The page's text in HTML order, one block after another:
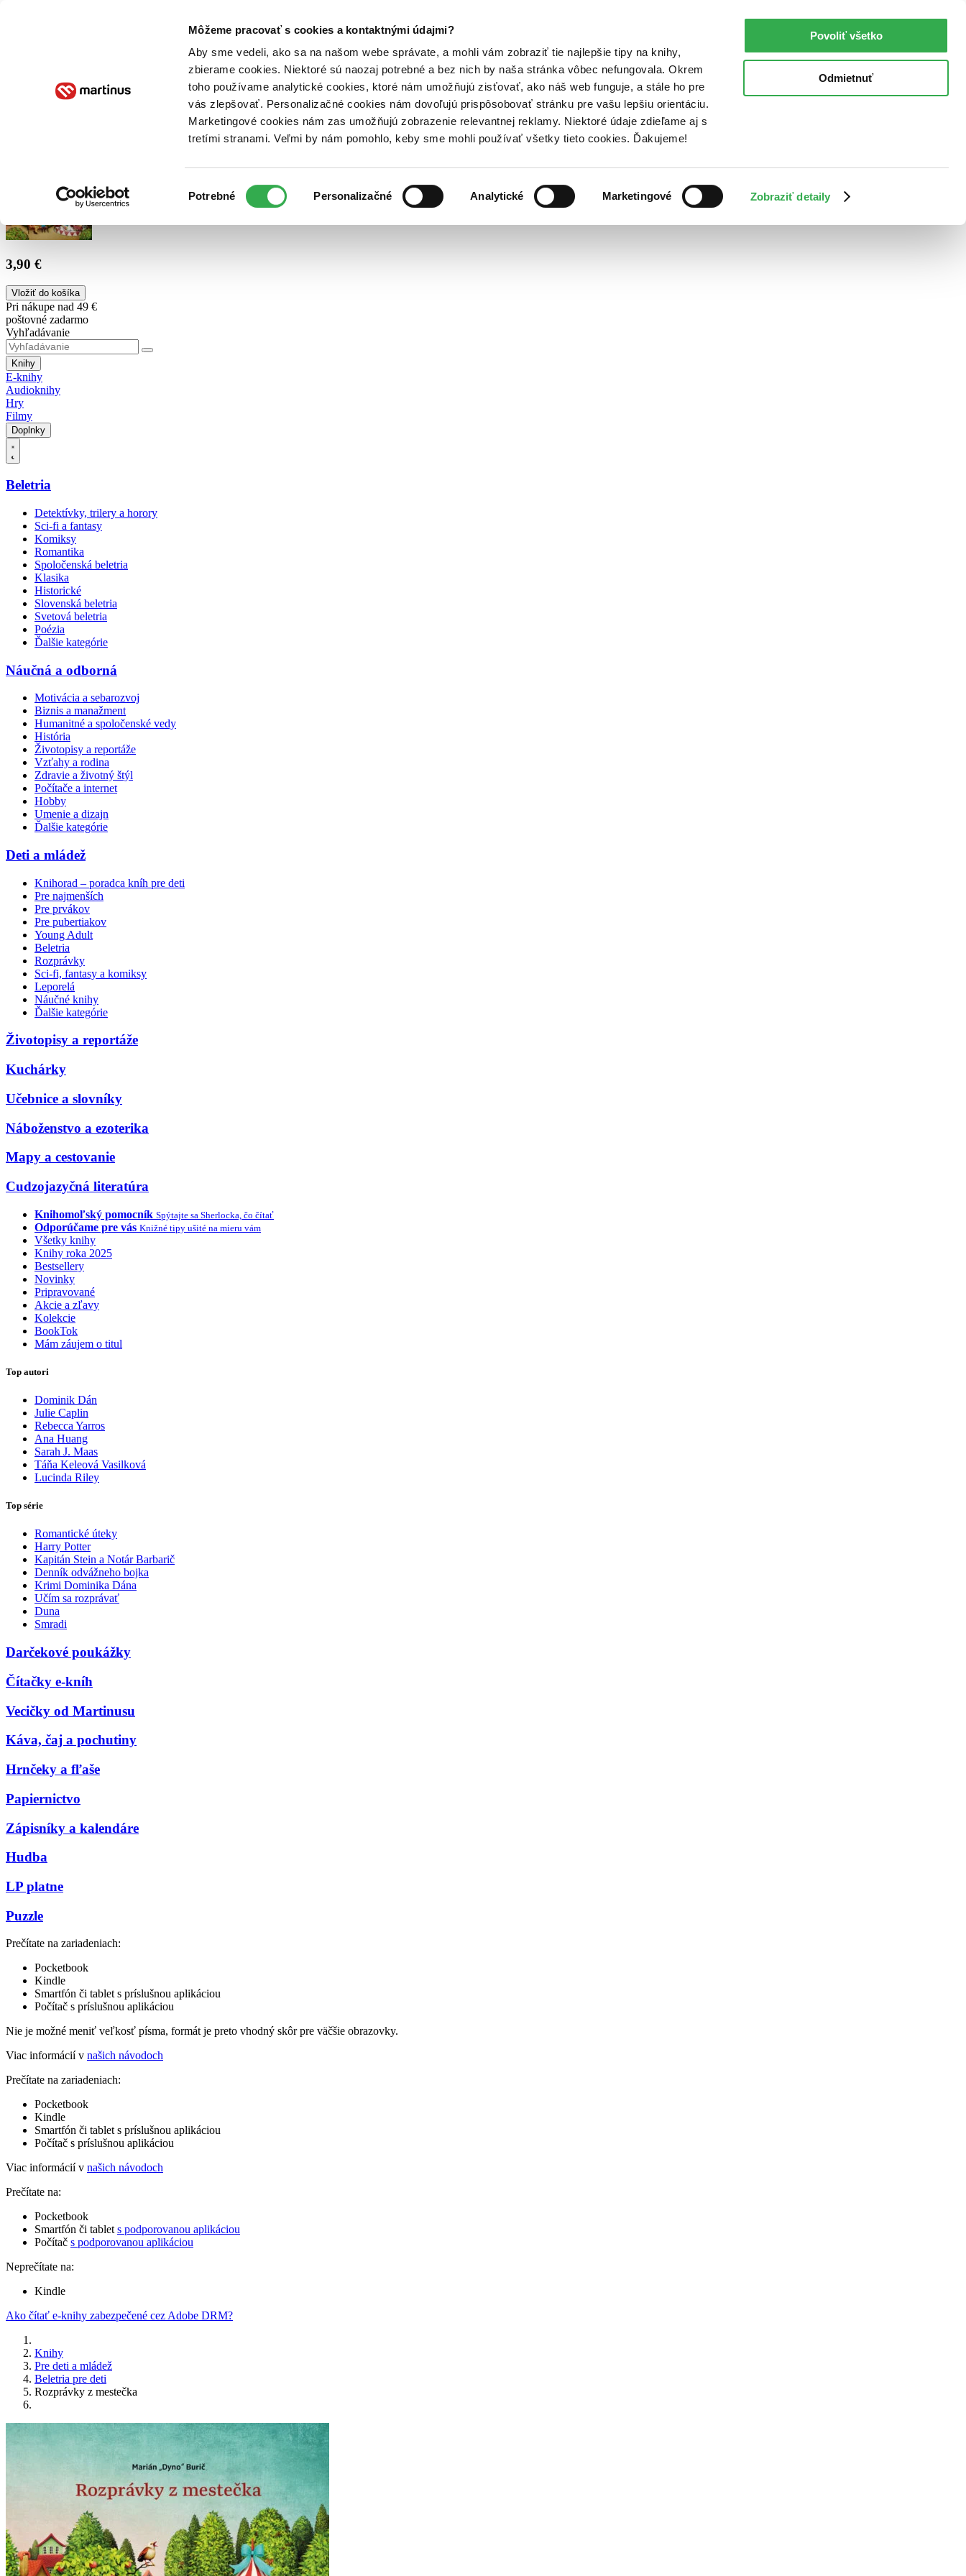
Môžeme pracovať s cookies a kontaktnými údajmi?
Aby sme vedeli, ako sa na našom webe správate, a mohli vám zobraziť tie najlepšie tipy na knihy,
zbierame cookies. Niektoré sú naozaj potrebné a bez nich by naša stránka vôbec nefungovala. Okrem
toho používame analytické cookies, ktoré nám umožňujú zisťovať, ako náš web funguje, a stále ho pre
vás zlepšovať. Personalizačné cookies nám dovoľujú prispôsobovať stránku pre vašu lepšiu orientáciu.
Marketingové cookies nám zas umožňujú zobrazenie relevantnej reklamy. Niektoré údaje zdieľame aj s
tretími stranami. Veľmi by nám pomohlo, keby sme mohli používať všetky tieto cookies. Ďakujeme!
súhlasu
Potrebné Personalizačné Analytické Marketingové Zobraziť detaily
Povoliť všetko
Odmietnuť
Poukážky Kontakt
3,90 €
Vložiť do košíka
Pri nákupe nad 49 €
poštovné zadarmo
Vyhľadávanie
Knihy
E-knihy
Audioknihy
Hry
Filmy
Doplnky
Beletria
Detektívky, trilery a horory
Sci-fi a fantasy
Komiksy
Romantika
Spoločenská beletria
Klasika
Historické
Slovenská beletria
Svetová beletria
Poézia
Ďalšie kategórie
Náučná a odborná
Motivácia a sebarozvoj
Biznis a manažment
Humanitné a spoločenské vedy
História
Životopisy a reportáže
Vzťahy a rodina
Zdravie a životný štýl
Počítače a internet
Hobby
Umenie a dizajn
Ďalšie kategórie
Deti a mládež
Knihorad – poradca kníh pre deti
Pre najmenších
Pre prvákov
Pre pubertiakov
Young Adult
Beletria
Rozprávky
Sci-fi, fantasy a komiksy
Leporelá
Náučné knihy
Ďalšie kategórie
Životopisy a reportáže
Kuchárky
Učebnice a slovníky
Náboženstvo a ezoterika
Mapy a cestovanie
Cudzojazyčná literatúra
Knihomoľský pomocník Spýtajte sa Sherlocka, čo čítať
Odporúčame pre vás Knižné tipy ušité na mieru vám
Všetky knihy
Knihy roka 2025
Bestsellery
Novinky
Pripravované
Akcie a zľavy
Kolekcie
BookTok
Mám záujem o titul
Top autori
Dominik Dán
Julie Caplin
Rebecca Yarros
Ana Huang
Sarah J. Maas
Táňa Keleová Vasilková
Lucinda Riley
Top série
Romantické úteky
Harry Potter
Kapitán Stein a Notár Barbarič
Denník odvážneho bojka
Krimi Dominika Dána
Učím sa rozprávať
Duna
Smradi
Darčekové poukážky
Čítačky e-kníh
Vecičky od Martinusu
Káva, čaj a pochutiny
Hrnčeky a fľaše
Papiernictvo
Zápisníky a kalendáre
Hudba
LP platne
Puzzle
Prečítate na zariadeniach:
Pocketbook
Kindle
Smartfón či tablet s príslušnou aplikáciou
Počítač s príslušnou aplikáciou
Nie je možné meniť veľkosť písma, formát je preto vhodný skôr pre väčšie obrazovky.
Viac informácií v našich návodoch
Prečítate na zariadeniach:
Pocketbook
Kindle
Smartfón či tablet s príslušnou aplikáciou
Počítač s príslušnou aplikáciou
Viac informácií v našich návodoch
Prečítate na:
Pocketbook
Smartfón či tablet s podporovanou aplikáciou
Počítač s podporovanou aplikáciou
Neprečítate na:
Kindle
Ako čítať e-knihy zabezpečené cez Adobe DRM?
Knihy
Pre deti a mládež
Beletria pre deti
Rozprávky z mestečka